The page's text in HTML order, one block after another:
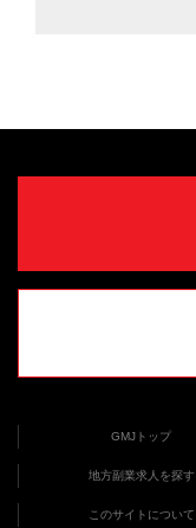
GMJトップ
地方副業求人を探す
このサイトについて